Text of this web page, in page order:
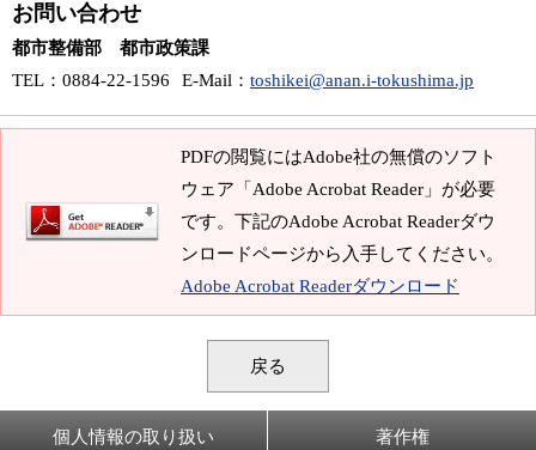
お問い合わせ
都市整備部 都市政策課
TEL ：0884-22-1596 E-Mail ： toshikei@anan.i-tokushima.jp
PDFの閲覧にはAdobe社の無償のソフト
ウェア「Adobe Acrobat Reader」が必要
です。下記のAdobe Acrobat Readerダウ
ンロードページから入手してください。
Adobe Acrobat Readerダウンロード
戻る
個人情報の取り扱い 著作権